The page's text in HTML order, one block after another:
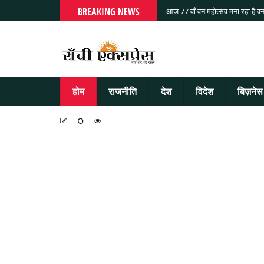
BREAKING NEWS आज 77 वाँ वन महोत्सव मना रहा है
होम राजनीति देश विदेश बिज़नेस